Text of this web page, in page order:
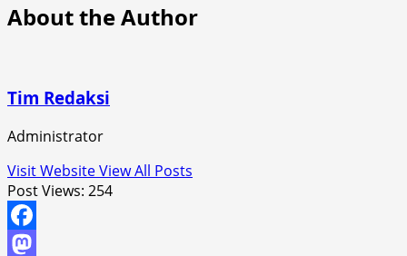
About the Author
Tim Redaksi
Administrator
Visit WebsiteView All Posts
Post Views: 254
Facebook